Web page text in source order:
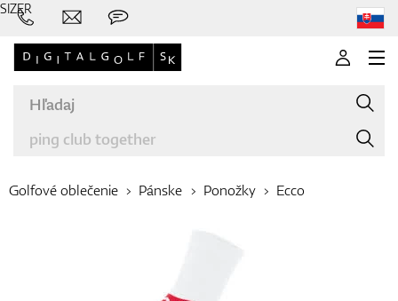
Golfové oblečenie Pánske Ponožky Ecco
SIZER